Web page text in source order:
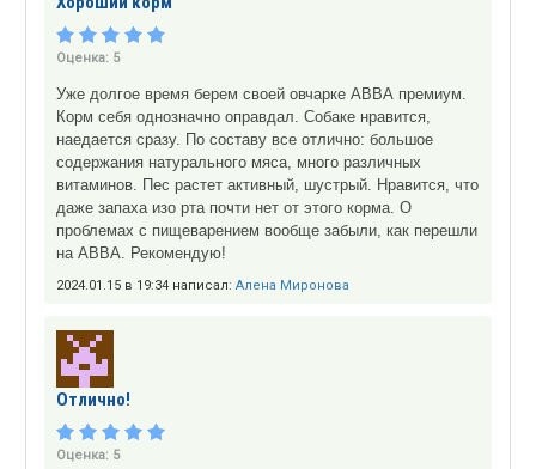
Оценка: 5
Уже долгое время берем своей овчарке АВВА премиум.
Корм себя однозначно оправдал. Собаке нравится,
наедается сразу. По составу все отлично: большое
содержания натурального мяса, много различных
витаминов. Пес растет активный, шустрый. Нравится, что
даже запаха изо рта почти нет от этого корма. О
проблемах с пищеварением вообще забыли, как перешли
на АВВА. Рекомендую!
2024.01.15 в 19:34 написал: Алена Миронова
Отлично!
Оценка: 5